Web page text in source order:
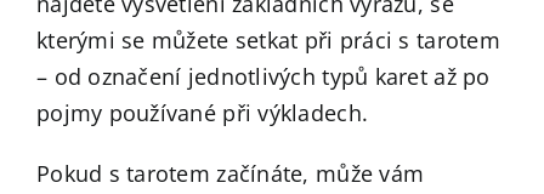
kterými se můžete setkat při práci s tarotem
– od označení jednotlivých typů karet až po
pojmy používané při výkladech.
Pokud s tarotem začínáte, může vám